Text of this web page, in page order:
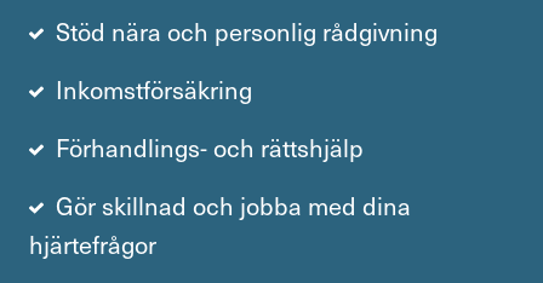
Stöd nära och personlig rådgivning
Inkomstförsäkring
Förhandlings- och rättshjälp
Gör skillnad och jobba med dina
hjärtefrågor